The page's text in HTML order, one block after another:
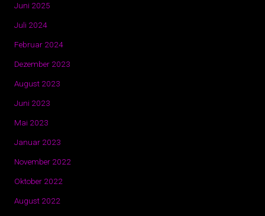
Juni 2025
Juli 2024
Februar 2024
Dezember 2023
August 2023
Juni 2023
Mai 2023
Januar 2023
November 2022
Oktober 2022
August 2022